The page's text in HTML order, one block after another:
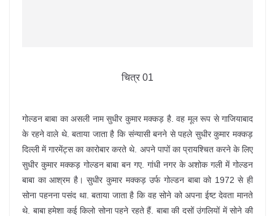
चित्र 01
गोल्डन बाबा का असली नाम सुधीर कुमार मक्कड़ है. वह मूल रूप से गाजियाबाद
के रहने वाले थे. बताया जाता है कि संन्यासी बनने से पहले सुधीर कुमार मक्कड़
दिल्ली में गारमेंट्स का कारोबार करते थे. अपने पापों का प्रायश्चित करने के लिए
सुधीर कुमार मक्कड़ गोल्डन बाबा बन गए. गांधी नगर के अशोक गली में गोल्डन
बाबा का आश्रम है। सुधीर कुमार मक्कड़ उर्फ गोल्डन बाबा को 1972 से ही
सोना पहनना पसंद था. बताया जाता है कि वह सोने को अपना ईष्ट देवता मानते
थे. बाबा हमेशा कई किलो सोना पहने रहते हैं. बाबा की दसों उंगलियों में सोने की